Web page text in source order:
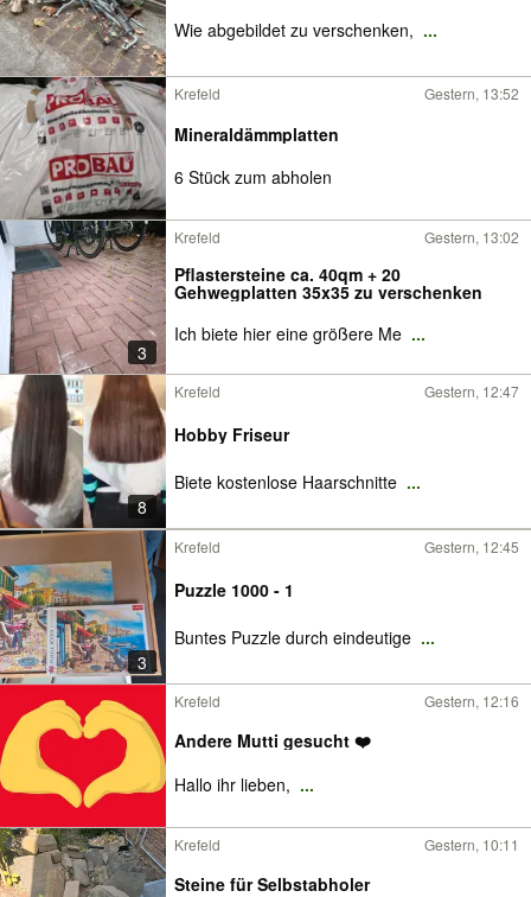
Wie abgebildet zu verschenken, ...
Krefeld Gestern, 13:52
Mineraldämmplatten
6 Stück zum abholen
3
Krefeld Gestern, 13:02
Pflastersteine ca. 40qm + 20
Gehwegplatten 35x35 zu verschenken
Ich biete hier eine größere Me ...
8
Krefeld Gestern, 12:47
Hobby Friseur
Biete kostenlose Haarschnitte ...
3
Krefeld Gestern, 12:45
Puzzle 1000 - 1
Buntes Puzzle durch eindeutige ...
Krefeld Gestern, 12:16
Andere Mutti gesucht ❤️
Hallo ihr lieben, ...
Krefeld Gestern, 10:11
Steine für Selbstabholer